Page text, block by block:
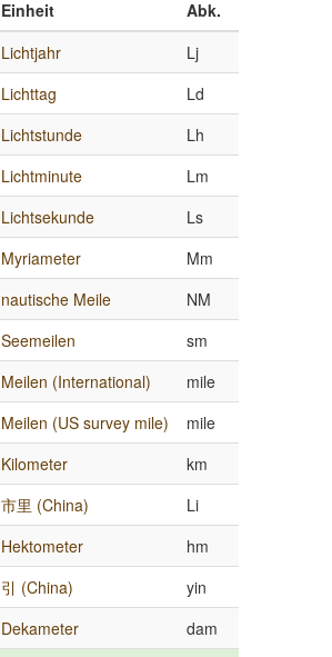
Einheit
Abk.
Lichtjahr
Lj
Lichttag
Ld
Lichtstunde
Lh
Lichtminute
Lm
Lichtsekunde
Ls
Myriameter
Mm
nautische Meile
NM
Seemeilen
sm
Meilen (International)
mile
Meilen (US survey mile)
mile
Kilometer
km
市里 (China)
Li
Hektometer
hm
引 (China)
yin
Dekameter
dam